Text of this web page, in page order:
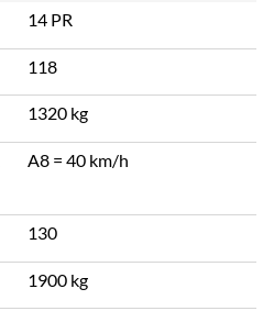
14 PR
118
1320 kg
A8 = 40 km/h
130
1900 kg